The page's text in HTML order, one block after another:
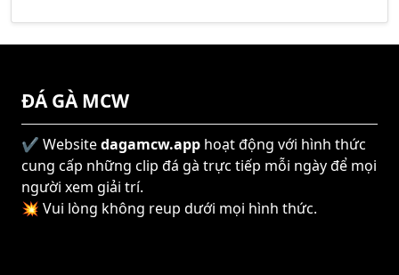
ĐÁ GÀ MCW
✔️ Websitedagamcw.app hoạt động với hình thức
cung cấp những clip đá gà trực tiếp mỗi ngày để mọi
người xem giải trí.
💥 Vui lòng không reup dưới mọi hình thức.